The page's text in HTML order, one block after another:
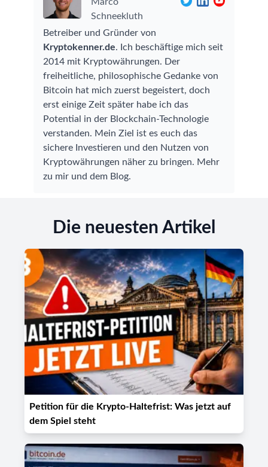
Schneekluth
Betreiber und Gründer von
Kryptokenner.de. Ich beschäftige mich seit
2014 mit Kryptowährungen. Der
freiheitliche, philosophische Gedanke von
Bitcoin hat mich zuerst begeistert, doch
erst einige Zeit später habe ich das
Potential in der Blockchain-Technologie
verstanden. Mein Ziel ist es euch das
sichere Investieren und den Nutzen von
Kryptowährungen näher zu bringen. Mehr
zu mir und dem Blog.
Die neuesten Artikel
Petition für die Krypto-Haltefrist: Was jetzt auf
dem Spiel steht